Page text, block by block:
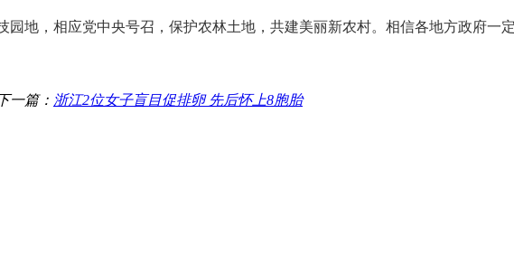
地，相应党中央号召，保护农林土地，共建美丽新农村。相信各地方政府一
一篇： 浙江2位女子盲目促排卵 先后怀上8胞胎